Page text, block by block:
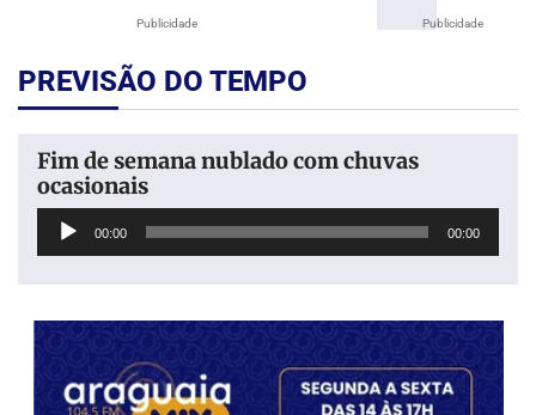
Publicidade Publicidade
PREVISÃO DO TEMPO
Fim de semana nublado com chuvas
ocasionais
Tocador
00:00 00:00